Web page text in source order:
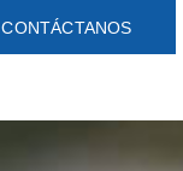
CONTÁCTANOS